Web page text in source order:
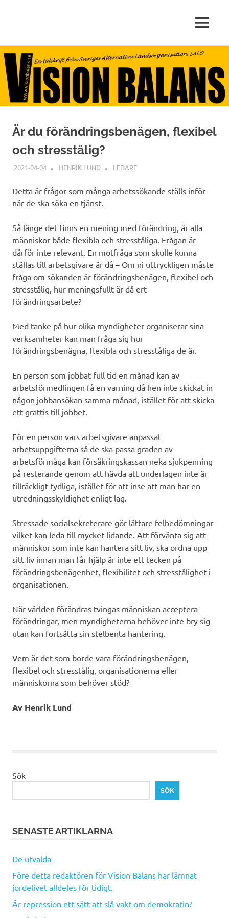
till
innehåll
miljö
MENY
Är du förändringsbenägen, flexibel
och stresstålig?
2021-04-04 HENRIK LUND LEDARE
Detta är frågor som många arbetssökande ställs inför
när de ska söka en tjänst.
Så länge det finns en mening med förändring, är alla
människor både flexibla och stresståliga. Frågan är
därför inte relevant. En motfråga som skulle kunna
ställas till arbetsgivare är då – Om ni uttryckligen måste
fråga om sökanden är förändringsbenägen, flexibel och
stresstålig, hur meningsfullt är då ert
förändringsarbete?
Med tanke på hur olika myndigheter organiserar sina
verksamheter kan man fråga sig hur
förändringsbenägna, flexibla och stresståliga de är.
En person som jobbat full tid en månad kan av
arbetsförmedlingen få en varning då hen inte skickat in
någon jobbansökan samma månad, istället för att skicka
ett grattis till jobbet.
För en person vars arbetsgivare anpassat
arbetsuppgifterna så de ska passa graden av
arbetsförmåga kan försäkringskassan neka sjukpenning
på resterande genom att hävda att underlagen inte är
tillräckligt tydliga, istället för att inse att man har en
utredningsskyldighet enligt lag.
Stressade socialsekreterare gör lättare felbedömningar
vilket kan leda till mycket lidande. Att förvänta sig att
människor som inte kan hantera sitt liv, ska ordna upp
sitt liv innan man får hjälp är inte ett tecken på
förändringsbenägenhet, flexibilitet och stresstålighet i
organisationen.
När världen förändras tvingas människan acceptera
förändringar, men myndigheterna behöver inte bry sig
utan kan fortsätta sin stelbenta hantering.
Vem är det som borde vara förändringsbenägen,
flexibel och stresstålig, organisationerna eller
människorna som behöver stöd?
Av Henrik Lund
Sök
SÖK
SENASTE ARTIKLARNA
De utvalda
Före detta redaktören för Vision Balans har lämnat
jordelivet alldeles för tidigt.
Är repression ett sätt att slå vakt om demokratin?